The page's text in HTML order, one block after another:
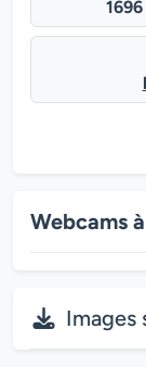
Webcams
Images